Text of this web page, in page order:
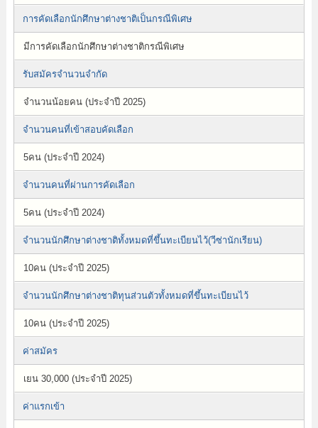
การคัดเลือกนักศึกษาต่างชาติเป็นกรณีพิเศษ
มีการคัดเลือกนักศึกษาต่างชาติกรณีพิเศษ
รับสมัครจำนวนจำกัด
จำนวนน้อยคน (ประจำปี 2025)
จำนวนคนที่เข้าสอบคัดเลือก
5คน (ประจำปี 2024)
จำนวนคนที่ผ่านการคัดเลือก
5คน (ประจำปี 2024)
จำนวนนักศึกษาต่างชาติทั้งหมดที่ขึ้นทะเบียนไว้(วีซ่านักเรียน)
10คน (ประจำปี 2025)
จำนวนนักศึกษาต่างชาติทุนส่วนตัวทั้งหมดที่ขึ้นทะเบียนไว้
10คน (ประจำปี 2025)
ค่าสมัคร
เยน 30,000 (ประจำปี 2025)
ค่าแรกเข้า